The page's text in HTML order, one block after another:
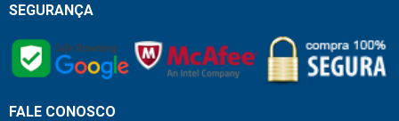
SEGURANÇA
FALE CONOSCO